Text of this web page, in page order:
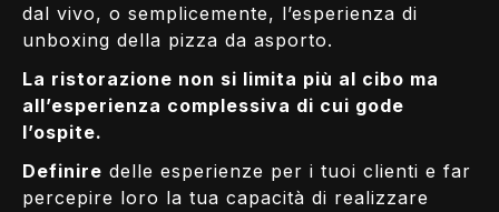
dal vivo, o semplicemente, l’esperienza di
unboxing della pizza da asporto.
La ristorazione non si limita più al cibo ma
all’esperienza complessiva di cui gode
l’ospite.
Definire delle esperienze per i tuoi clienti e far
percepire loro la tua capacità di realizzare